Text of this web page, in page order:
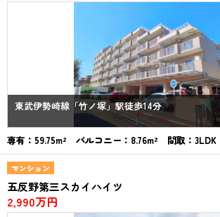
東武伊勢崎線「竹ノ塚」駅徒歩14分
専有：59.75m² バルコニー：8.76m² 間取：3LDK
マンション
五反野第三スカイハイツ
2,990万円